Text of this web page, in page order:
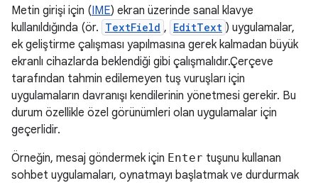
Metin girişi için (IME) ekran üzerinde sanal klavye
kullanıldığında (ör. TextField , EditText ) uygulamalar,
ek geliştirme çalışması yapılmasına gerek kalmadan büyük
ekranlı cihazlarda beklendiği gibi çalışmalıdır.Çerçeve
tarafından tahmin edilemeyen tuş vuruşları için
uygulamaların davranışı kendilerinin yönetmesi gerekir. Bu
durum özellikle özel görünümleri olan uygulamalar için
geçerlidir.
Örneğin, mesaj göndermek için Enter tuşunu kullanan
sohbet uygulamaları, oynatmayı başlatmak ve durdurmak